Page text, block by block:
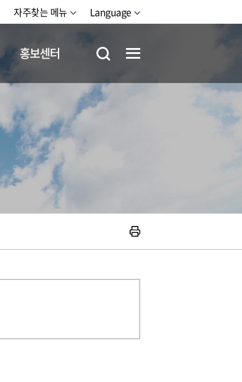
자주찾는 메뉴 Language
홍보센터